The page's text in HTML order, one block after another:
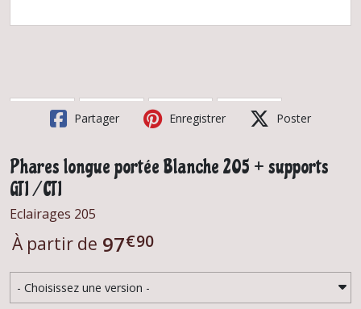
Partager Enregistrer Poster
Phares longue portée Blanche 205 + supports
GTI / CTI
Eclairages 205
À partir de 97€90